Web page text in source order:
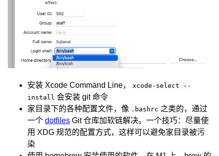
安装 Xcode Command Line，
xcode-select --
install 会安装 git 命令
家目录下的各种配置文件，像 .bashrc 之类的，通过
一个 dotfiles Git 仓库加软链解决。一个技巧：尽量使
用 XDG 规范的配置方式，这样可以避免家目录被污
染